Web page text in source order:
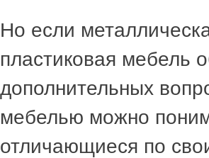
Но если
пластиковая мебель
дополнительных
мебелью можно
отличающиеся по